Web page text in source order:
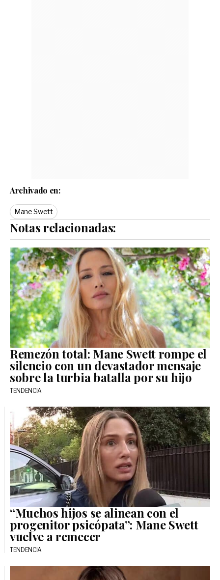
Archivado en:
Mane Swett
Notas relacionadas:
Remezón total: Mane Swett rompe el
silencio con un devastador mensaje
sobre la turbia batalla por su hijo
TENDENCIA
“Muchos hijos se alinean con el
progenitor psicópata”: Mane Swett
vuelve a remecer
TENDENCIA